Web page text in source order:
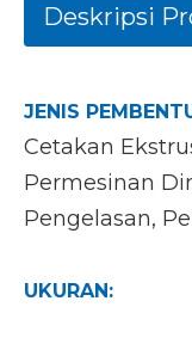
Deskripsi
JENIS
Cetakan
Permesinan
Pengelasan,
UKURAN: